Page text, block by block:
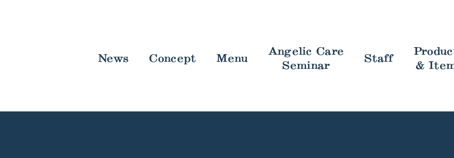
News Concept Menu
Angelic Care
Seminar
Staff
&